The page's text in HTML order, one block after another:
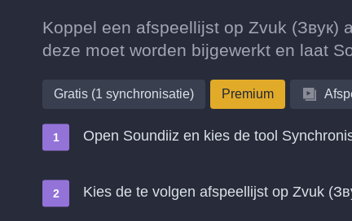
Koppel een afspeellijst op Zvuk (Звук)
deze moet worden bijgewerkt en laat
Gratis (1 synchronisatie) Premium
Open Soundiiz en kies de tool
Kies de te volgen afspeellijst op Zvuk